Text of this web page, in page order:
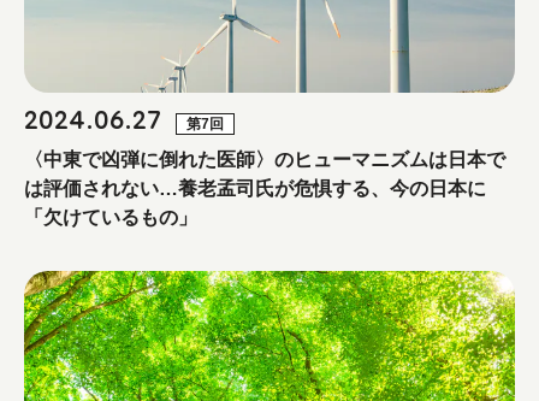
2024.06.27 第7回
〈中東で凶弾に倒れた医師〉のヒューマニズムは日本で
は評価されない…養老孟司氏が危惧する、今の日本に
「欠けているもの」